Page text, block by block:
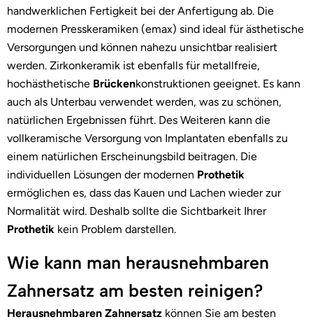
handwerklichen Fertigkeit bei der Anfertigung ab. Die
modernen Presskeramiken (emax) sind ideal für ästhetische
Versorgungen und können nahezu unsichtbar realisiert
werden. Zirkonkeramik ist ebenfalls für metallfreie,
hochästhetische Brückenkonstruktionen geeignet. Es kann
auch als Unterbau verwendet werden, was zu schönen,
natürlichen Ergebnissen führt. Des Weiteren kann die
vollkeramische Versorgung von Implantaten ebenfalls zu
einem natürlichen Erscheinungsbild beitragen. Die
individuellen Lösungen der modernen Prothetik
ermöglichen es, dass das Kauen und Lachen wieder zur
Normalität wird. Deshalb sollte die Sichtbarkeit Ihrer
Prothetik kein Problem darstellen.
Wie kann man herausnehmbaren
Zahnersatz am besten reinigen?
Herausnehmbaren Zahnersatz können Sie am besten